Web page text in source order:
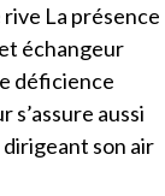
La présence
échangeur
déficience
s’assure aussi
dirigeant son air